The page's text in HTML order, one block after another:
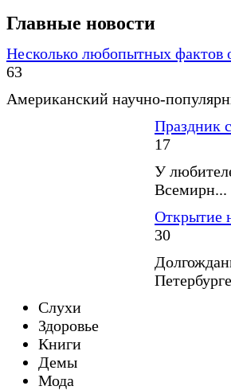
Главные новости
Несколько любопытных фактов
63
Американский научно-
Праздник
17
У
Всемирн...
Открытие
30
Слухи
Здоровье
Книги
Демы
Мода